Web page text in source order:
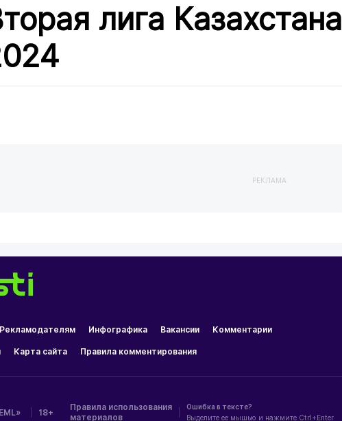
лига Казахстана
РЕКЛАМА
Рекламодателям Инфографика Вакансии Комментарии
Карта сайта Правила комментирования
18+
Правила использования
материалов
Ошибка в тексте?
Выделите ее мышью и нажмите Ctrl+Enter